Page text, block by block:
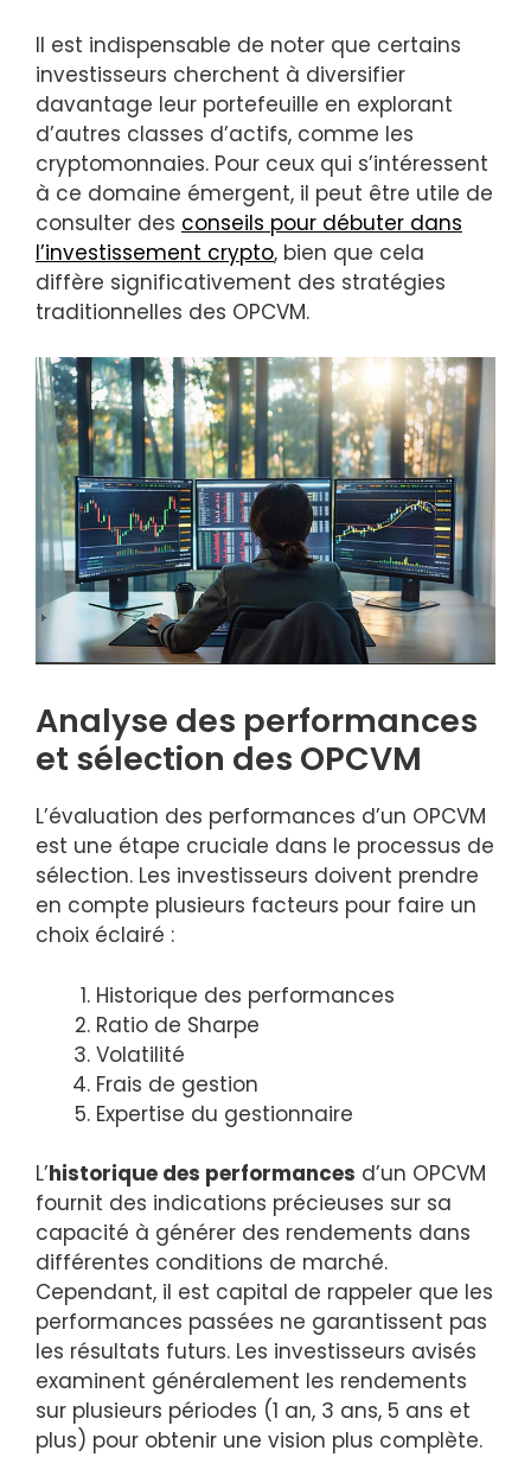
Il est indispensable de noter que certains
investisseurs cherchent à diversifier
davantage leur portefeuille en explorant
d’autres classes d’actifs, comme les
cryptomonnaies. Pour ceux qui s’intéressent
à ce domaine émergent, il peut être utile de
consulter des conseils pour débuter dans
l’investissement crypto, bien que cela
diffère significativement des stratégies
traditionnelles des OPCVM.
Analyse des performances
et sélection des OPCVM
L’évaluation des performances d’un OPCVM
est une étape cruciale dans le processus de
sélection. Les investisseurs doivent prendre
en compte plusieurs facteurs pour faire un
choix éclairé :
Historique des performances
Ratio de Sharpe
Volatilité
Frais de gestion
Expertise du gestionnaire
L’historique des performances d’un OPCVM
fournit des indications précieuses sur sa
capacité à générer des rendements dans
différentes conditions de marché.
Cependant, il est capital de rappeler que les
performances passées ne garantissent pas
les résultats futurs. Les investisseurs avisés
examinent généralement les rendements
sur plusieurs périodes (1 an, 3 ans, 5 ans et
plus) pour obtenir une vision plus complète.